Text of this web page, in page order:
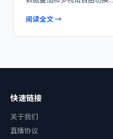
阅读全文 →
快速链接
关于我们
直播协议